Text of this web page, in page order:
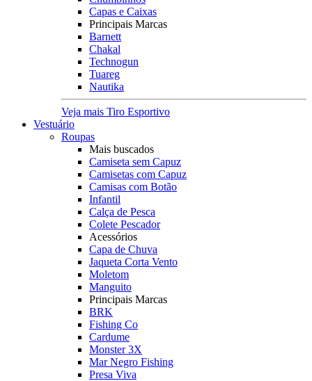
Capas e Caixas
Principais Marcas
Barnett
Chakal
Technogun
Tuareg
Nautika
Veja mais Tiro Esportivo
Vestuário
Roupas
Mais buscados
Camiseta sem Capuz
Camisetas com Capuz
Camisas com Botão
Infantil
Calça de Pesca
Colete Pescador
Acessórios
Capa de Chuva
Jaqueta Corta Vento
Moletom
Manguito
Principais Marcas
BRK
Fishing Co
Cardume
Monster 3X
Mar Negro Fishing
Presa Viva